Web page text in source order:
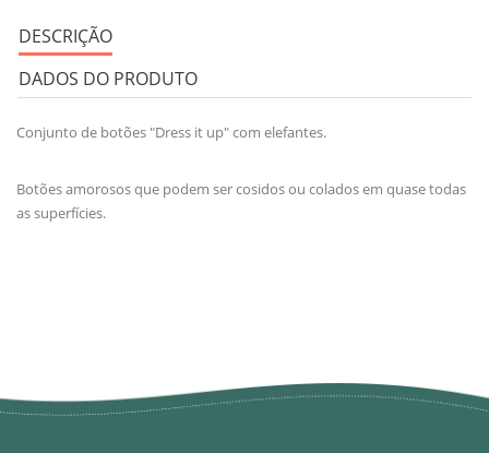
DESCRIÇÃO
DADOS DO PRODUTO
Conjunto de botões "Dress it up" com elefantes.
Botões amorosos que podem ser cosidos ou colados em quase todas
as superfícies.